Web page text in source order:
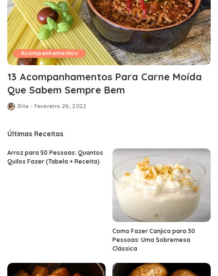
Acompanhamentos
13 Acompanhamentos Para Carne Moída
Que Sabem Sempre Bem
Posted
Rita fevereiro 26, 2022
Últimas Receitas
Arroz para 50 Pessoas: Quantos
Quilos Fazer (Tabela + Receita)
Como Fazer Canjica para 30
Pessoas: Uma Sobremesa
Clássica